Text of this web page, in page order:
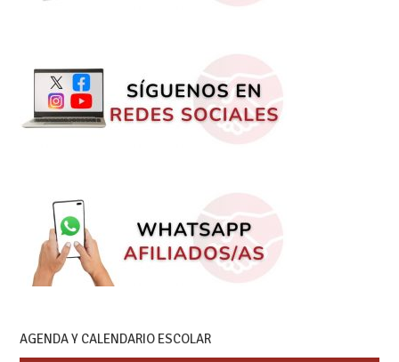
AGENDA Y CALENDARIO ESCOLAR